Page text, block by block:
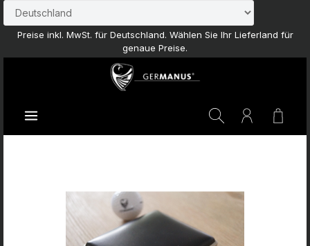
Zum Hauptinhalt springen
Preise inkl. MwSt. für Deutschland. Wählen Sie Ihr Lieferland für
genaue Preise.